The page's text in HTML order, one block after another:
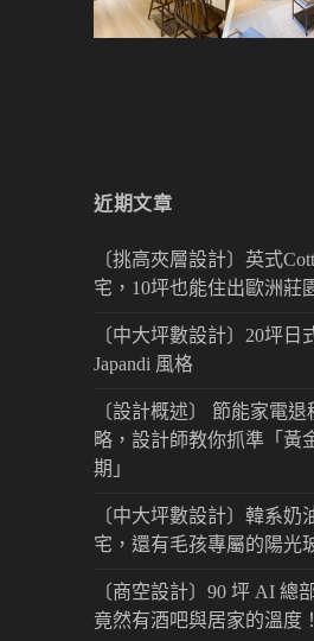
近期文章
〔挑高夾層設計〕英式
宅，10坪也能住出歐洲莊
〔中大坪數設計〕20坪日
Japandi 風格
〔設計概述〕 節能家電退
略，設計師教你抓準「黃
期」
〔中大坪數設計〕韓系奶
宅，還有毛孩專屬的陽光
〔商空設計〕90 坪 AI 總
竟然有酒吧與居家的溫度！